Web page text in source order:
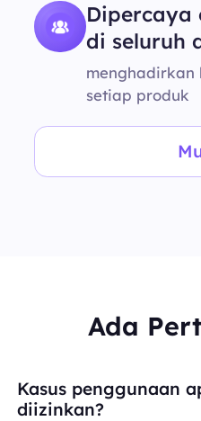
Dipercaya
di seluruh
setiap produk
Ada
Kasus penggunaan
diizinkan?